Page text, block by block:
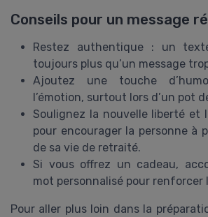
Conseils pour un message
Restez authentique : un
toujours plus qu’un message
Ajoutez une touche
l’émotion, surtout lors d’un pot
Soulignez la nouvelle liberté et
pour encourager la personne à
de sa vie de retraité.
Si vous offrez un cadeau,
mot personnalisé pour renforcer
Pour aller plus loin dans la